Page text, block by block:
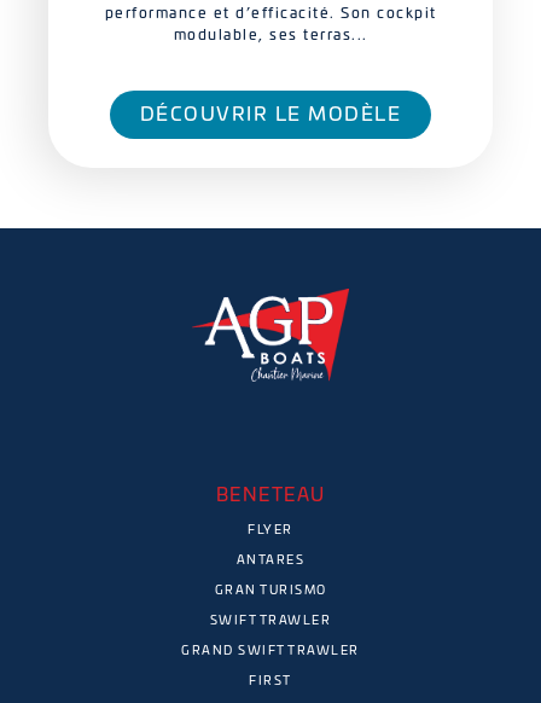
performance et d’efficacité. Son cockpit
modulable, ses terras...
DÉCOUVRIR LE MODÈLE
BENETEAU
FLYER
ANTARES
GRAN TURISMO
SWIFT TRAWLER
GRAND SWIFT TRAWLER
FIRST